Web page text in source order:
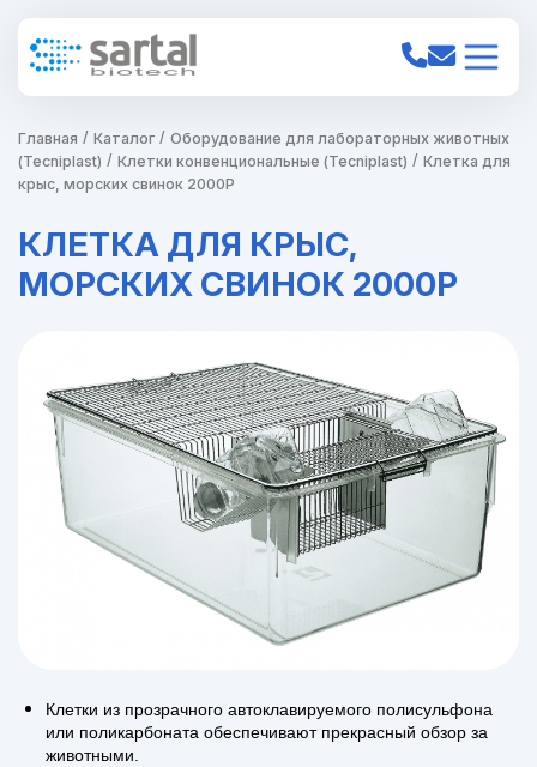
Главная Каталог
Оборудование для лабораторных животных
(Tecniplast)
Клетки конвенциональные (Tecniplast)
Клетка для
крыс, морских свинок 2000P
КЛЕТКА ДЛЯ КРЫС,
МОРСКИХ СВИНОК 2000P
Клетки из прозрачного автоклавируемого полисульфона
или поликарбоната обеспечивают прекрасный обзор за
животными.